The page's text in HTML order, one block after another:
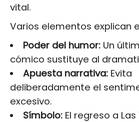
vital.
Varios elementos explican
Poder del humor:Un
cómico sustituye al
Apuesta narrativa:Evita
deliberadamente el
excesivo.
Símbolo:El regreso a